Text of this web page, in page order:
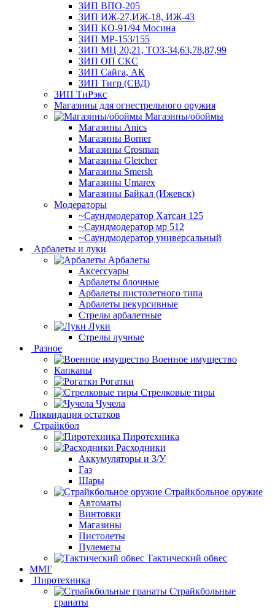
ЗИП ВПО-205
ЗИП ИЖ-27,ИЖ-18, ИЖ-43
ЗИП КО-91/94 Мосина
ЗИП МР-153/155
ЗИП МЦ 20,21, ТОЗ-34,63,78,87,99
ЗИП ОП СКС
ЗИП Сайга, АК
ЗИП Тигр (СВД)
ЗИП ТиРэкс
Магазины для огнестрельного оружия
Магазины/обоймы
Магазины Anics
Магазины Borner
Магазины Crosman
Магазины Gletcher
Магазины Smersh
Магазины Umarex
Магазины Байкал (Ижевск)
Модераторы
~Cаундмодератор Хатсан 125
~Саундмодератор мр 512
~Саундмодератор универсальный
Арбалеты и луки
Арбалеты
Аксессуары
Арбалеты блочные
Арбалеты пистолетного типа
Арбалеты рекурсивные
Стрелы арбалетные
Луки
Стрелы лучные
Разное
Военное имущество
Капканы
Рогатки
Стрелковые тиры
Чучела
Ликвидация остатков
Страйкбол
Пиротехника
Расходники
Аккумуляторы и З/У
Газ
Шары
Страйкбольное оружие
Автоматы
Винтовки
Магазины
Пистолеты
Пулеметы
Тактический обвес
ММГ
Пиротехника
Страйкбольные
гранаты